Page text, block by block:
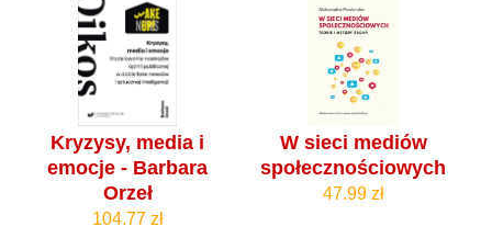
Kryzysy, media i
emocje - Barbara
Orzeł
104.77 zł
W sieci mediów
społecznościowych
47.99 zł